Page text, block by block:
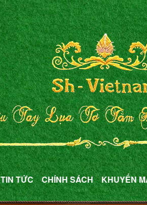
TIN TỨC CHÍNH SÁCH KHUYẾN